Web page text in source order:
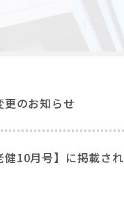
のお知らせ
10月号】に掲載され